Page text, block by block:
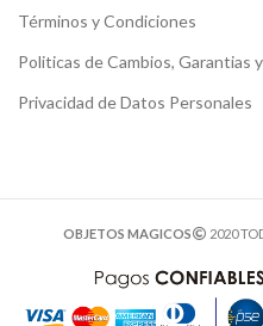
Términos y Condiciones
Politicas de Cambios, Garantias
Privacidad de Datos Personales
OBJETOS MAGICOS 2020